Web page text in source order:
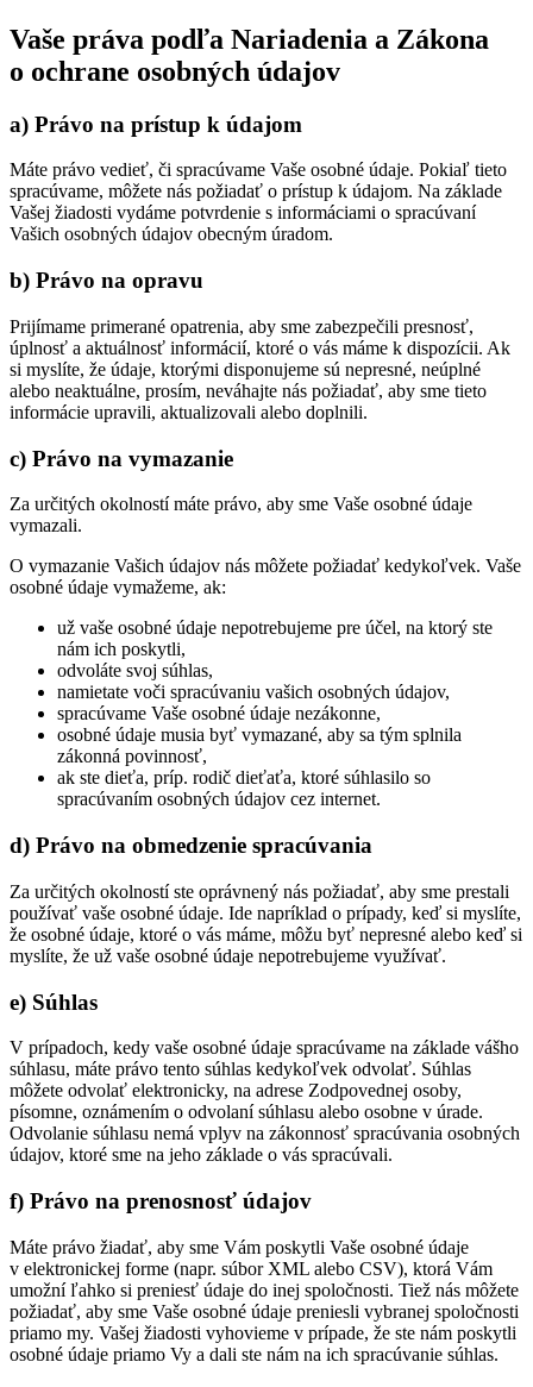
Vaše práva podľa Nariadenia a Zákona
o ochrane osobných údajov
a) Právo na prístup k údajom
Máte právo vedieť, či spracúvame Vaše osobné údaje. Pokiaľ tieto
spracúvame, môžete nás požiadať o prístup k údajom. Na základe
Vašej žiadosti vydáme potvrdenie s informáciami o spracúvaní
Vašich osobných údajov obecným úradom.
b) Právo na opravu
Prijímame primerané opatrenia, aby sme zabezpečili presnosť,
úplnosť a aktuálnosť informácií, ktoré o vás máme k dispozícii. Ak
si myslíte, že údaje, ktorými disponujeme sú nepresné, neúplné
alebo neaktuálne, prosím, neváhajte nás požiadať, aby sme tieto
informácie upravili, aktualizovali alebo doplnili.
c) Právo na vymazanie
Za určitých okolností máte právo, aby sme Vaše osobné údaje
vymazali.
O vymazanie Vašich údajov nás môžete požiadať kedykoľvek. Vaše
osobné údaje vymažeme, ak:
už vaše osobné údaje nepotrebujeme pre účel, na ktorý ste
nám ich poskytli,
odvoláte svoj súhlas,
namietate voči spracúvaniu vašich osobných údajov,
spracúvame Vaše osobné údaje nezákonne,
osobné údaje musia byť vymazané, aby sa tým splnila
zákonná povinnosť,
ak ste dieťa, príp. rodič dieťaťa, ktoré súhlasilo so
spracúvaním osobných údajov cez internet.
d) Právo na obmedzenie spracúvania
Za určitých okolností ste oprávnený nás požiadať, aby sme prestali
používať vaše osobné údaje. Ide napríklad o prípady, keď si myslíte,
že osobné údaje, ktoré o vás máme, môžu byť nepresné alebo keď si
myslíte, že už vaše osobné údaje nepotrebujeme využívať.
e) Súhlas
V prípadoch, kedy vaše osobné údaje spracúvame na základe vášho
súhlasu, máte právo tento súhlas kedykoľvek odvolať. Súhlas
môžete odvolať elektronicky, na adrese Zodpovednej osoby,
písomne, oznámením o odvolaní súhlasu alebo osobne v úrade.
Odvolanie súhlasu nemá vplyv na zákonnosť spracúvania osobných
údajov, ktoré sme na jeho základe o vás spracúvali.
f) Právo na prenosnosť údajov
Máte právo žiadať, aby sme Vám poskytli Vaše osobné údaje
v elektronickej forme (napr. súbor XML alebo CSV), ktorá Vám
umožní ľahko si preniesť údaje do inej spoločnosti. Tiež nás môžete
požiadať, aby sme Vaše osobné údaje preniesli vybranej spoločnosti
priamo my. Vašej žiadosti vyhovieme v prípade, že ste nám poskytli
osobné údaje priamo Vy a dali ste nám na ich spracúvanie súhlas.